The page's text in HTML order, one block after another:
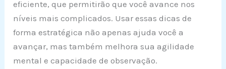
eficiente, que permitirão que você avance nos
níveis mais complicados. Usar essas dicas de
forma estratégica não apenas ajuda você a
avançar, mas também melhora sua agilidade
mental e capacidade de observação.